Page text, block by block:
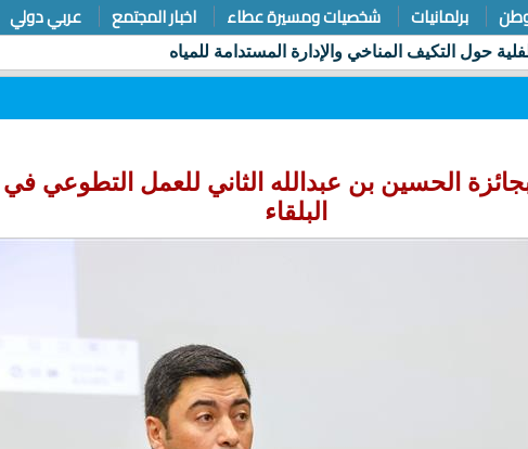
برلمانيات شخصيات ومسيرة عطاء اخبار المجتمع عربي دولي
الحسين بن عبدالله الثاني للعمل التطوعي
البلقاء